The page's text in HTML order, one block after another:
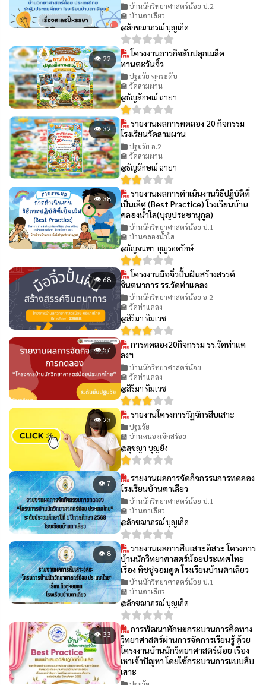
บ้านนักวิทยาศาสตร์น้อย ป.2
🏫 บ้านตาเลียว
@ลักขณาภรณ์ บุญเกิด
👁 22
โครงงานภารกิจลับปลุกเมล็ด
ทานตะวันจิ๋ว
ปฐมวัย ทุกระดับ
🏫 วัดสามผาน
@ธัญลักษณ์ ฉายา
👁 32
รายงานผลการทดลอง 20 กิจกรรม
โรงเรียนวัดสามผาน
ปฐมวัย อ.2
🏫 วัดสามผาน
@ธัญลักษณ์ ฉายา
👁 38
รายงานผลการดำเนินงานวิธีปฏิบัติที่
เป็นเลิศ (Best Practice) โรงเรียนบ้าน
คลองน้ำใส(บุญประชานุกูล)
บ้านนักวิทยาศาสตร์น้อย ป.1
🏫 บ้านคลองน้ำใส
@กัญจนพร บุญรอดรักษ์
👁 68
โครงงานมือจิ๋วปั้นฝันสร้างสรรค์
จินตนาการ รร.วัดท่าแคลง
บ้านนักวิทยาศาสตร์น้อย อ.2
🏫 วัดท่าแคลง
@สิริมา ทิมเวช
👁 57
การทดลอง20กิจกรรม รร.วัดท่าแค
ลงฯ
บ้านนักวิทยาศาสตร์น้อย
🏫 วัดท่าแคลง
@สิริมา ทิมเวช
👁 23 รายงานโครงการวัฏจักรสืบเสาะ
ปฐมวัย
🏫 บ้านหนองเจ๊กสร้อย
@สุชญา บุญยัง
👁 7
รายงานผลการจัดกิจกรรมการทดลอง
โรงเรียนบ้านตาเลียว
บ้านนักวิทยาศาสตร์น้อย ป.1
🏫 บ้านตาเลียว
@ลักขณาภรณ์ บุญเกิด
👁 8
รายงานผลการสืบเสาะอิสระ โครงการ
บ้านนักวิทยาศาสตร์น้อยประเทศไทย
เรื่อง ทิชชู่จอมดูด โรงเรียนบ้านตาเลียว
บ้านนักวิทยาศาสตร์น้อย ป.1
🏫 บ้านตาเลียว
@ลักขณาภรณ์ บุญเกิด
👁 33
การพัฒนาทักษะกระบวนการคิดทาง
วิทยาศาสตร์ผ่านการจัดการเรียนรู้ ด้วย
โครงงานบ้านนักวิทยาศาสตร์น้อย เรื่อง
เหาเจ้าปัญหา โดยใช้กระบวนการแบบสืบ
เสาะ